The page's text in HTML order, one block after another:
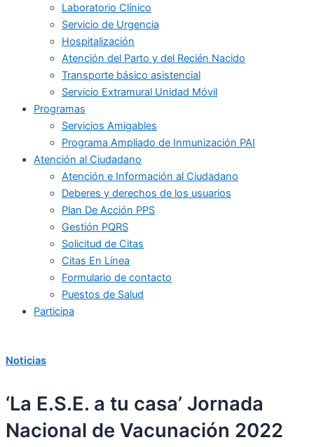
Laboratorio Clínico
Servicio de Urgencia
Hospitalización
Atención del Parto y del Recién Nacido
Transporte básico asistencial
Servicio Extramural Unidad Móvil
Programas
Servicios Amigables
Programa Ampliado de Inmunización PAI
Atención al Ciudadano
Atención e Información al Ciudadano
Deberes y derechos de los usuarios
Plan De Acción PPS
Gestión PQRS
Solicitud de Citas
Citas En Línea
Formulario de contacto
Puestos de Salud
Participa
Noticias
‘La E.S.E. a tu casa’ Jornada
Nacional de Vacunación 2022